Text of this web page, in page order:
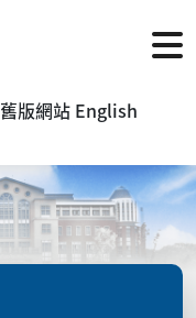
舊版網站 English